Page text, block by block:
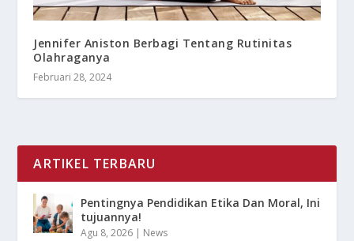
Jennifer Aniston Berbagi Tentang Rutinitas
Olahraganya
Februari 28, 2024
ARTIKEL TERBARU
Pentingnya Pendidikan Etika Dan Moral, Ini
tujuannya!
Agu 8, 2026 | News